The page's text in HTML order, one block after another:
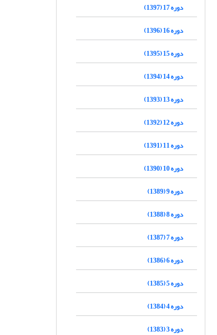
دوره 17 (1397)
دوره 16 (1396)
دوره 15 (1395)
دوره 14 (1394)
دوره 13 (1393)
دوره 12 (1392)
دوره 11 (1391)
دوره 10 (1390)
دوره 9 (1389)
دوره 8 (1388)
دوره 7 (1387)
دوره 6 (1386)
دوره 5 (1385)
دوره 4 (1384)
دوره 3 (1383)